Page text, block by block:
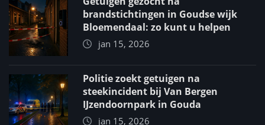
brandstichtingen in Goudse wijk
Bloemendaal: zo kunt u helpen
jan 15, 2026
Politie zoekt getuigen na
steekincident bij Van Bergen
IJzendoornpark in Gouda
jan 15, 2026